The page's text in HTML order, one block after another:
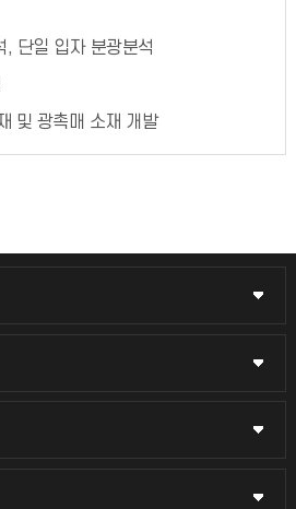
단일 입자 분광분석
및 광촉매 소재 개발